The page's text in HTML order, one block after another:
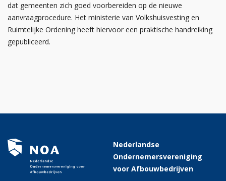
dat gemeenten zich goed voorbereiden op de nieuwe
aanvraagprocedure. Het ministerie van Volkshuisvesting en
Ruimtelijke Ordening heeft hiervoor een praktische handreiking
gepubliceerd.
Nederlandse
Ondernemersvereniging
voor Afbouwbedrijven